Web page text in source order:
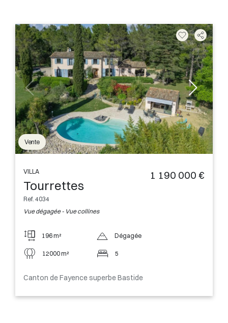
Vente
VILLA
Tourrettes
Ref. 4034
Vue dégagée - Vue collines
1 190 000 €
196 m²
12000 m²
Dégagée
5
Canton de Fayence superbe Bastide